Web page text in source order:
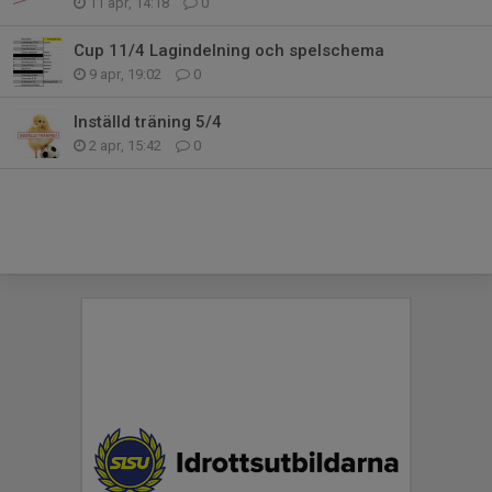
Cup 11/4 Lagindelning och spelschema
9 apr, 19:02 0
Inställd träning 5/4
2 apr, 15:42 0